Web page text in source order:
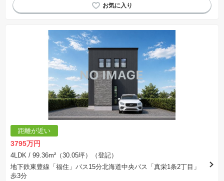
接面道路の幅が６m以上
閑静な住宅地
距離が近い
3795万円
4LDK / 99.36m²（30.05坪）（登記）
地下鉄東豊線「福住」バス15分北海道中央バス「真栄1条2丁目」
歩3分